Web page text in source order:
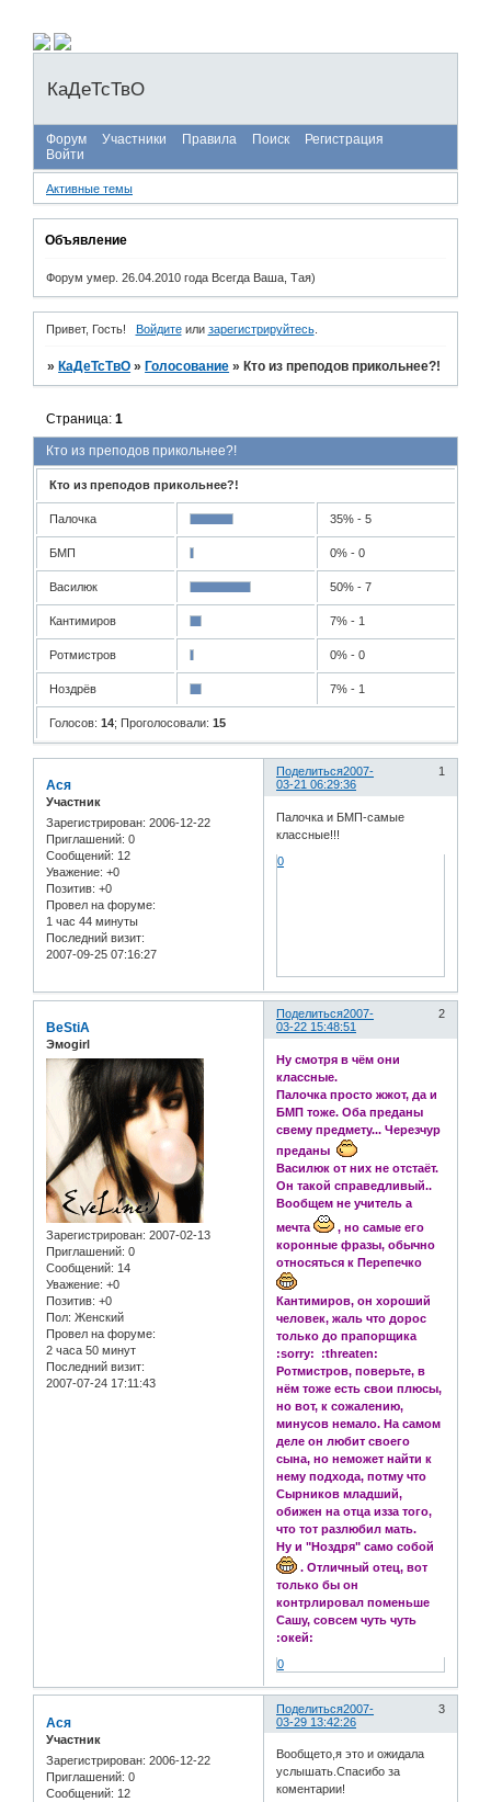
КаДеТсТвО
Форум Участники Правила Поиск
Регистрация
Войти
Активные темы
Объявление
Форум умер. 26.04.2010 года Всегда Ваша, Тая)
Привет, Гость! Войдитеили зарегистрируйтесь.
» КаДеТсТвО » Голосование » Кто из преподов прикольнее?!
Кто из преподов прикольнее?!
Страница:1
Кто из преподов прикольнее?!
Палочка 35% - 5
БМП 0% - 0
Василюк 50% - 7
Кантимиров 7% - 1
Ротмистров 0% - 0
Ноздрёв 7% - 1
Голосов: 14; Проголосовали: 15
Поделиться 1
2007-
03-21 06:29:36
Ася
Участник
Зарегистрирован: 2006-12-22
Приглашений: 0
Сообщений: 12
Уважение: +0
Позитив: +0
Провел на форуме:
1 час 44 минуты
Последний визит:
2007-09-25 07:16:27
Палочка и БМП-самые
классные!!!
0
Поделиться 2
2007-
03-22 15:48:51
BeStiA
Эмоgirl
Зарегистрирован: 2007-02-13
Приглашений: 0
Сообщений: 14
Уважение: +0
Позитив: +0
Пол: Женский
Провел на форуме:
2 часа 50 минут
Последний визит:
2007-07-24 17:11:43
Ну смотря в чём они
классные.
Палочка просто жжот, да и
БМП тоже. Оба преданы
свему предмету... Черезчур
преданы
Василюк от них не отстаёт.
Он такой справедливый..
Вообщем не учитель а
мечта
, но самые его
коронные фразы, обычно
относяться к Перепечко
Кантимиров, он хороший
человек, жаль что дорос
только до прапорщика
:sorry: :threaten:
Ротмистров, поверьте, в
нём тоже есть свои плюсы,
но вот, к сожалению,
минусов немало. На самом
деле он любит своего
сына, но неможет найти к
нему подхода, потму что
Сырников младший,
обижен на отца изза того,
что тот разлюбил мать.
Ну и "Ноздря" само собой
. Отличный отец, вот
только бы он
контрлировал поменьше
Сашу, совсем чуть чуть
:окей:
0
Поделиться 3
2007-
03-29 13:42:26
Ася
Участник
Зарегистрирован: 2006-12-22
Приглашений: 0
Сообщений: 12
Вообщето,я это и ожидала
услышать.Спасибо за
коментарии!